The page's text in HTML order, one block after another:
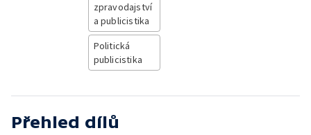
zpravodajství
a publicistika
Politická
publicistika
Přehled dílů